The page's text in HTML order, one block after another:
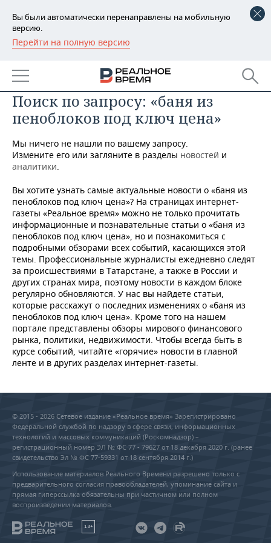
Вы были автоматически перенаправлены на мобильную
версию.
Перейти на полную версию
РЕГИОНЫ
БАШКОРТОСТАН
ТАТАРСТАН
УДМУРТИЯ
НОВОСТИ
АНАЛИТИКА
НОВОСТИ АНАЛИТИКИ
ДЕКЛАРАЦИИ О ДОХОДАХ
ВУЗЫ ТАТАРСТАНА
КОМУ ПРИНАДЛЕЖАТ
ТОРГОВЫЕ ЦЕНТРЫ
ТАТАРСТАНА
ЭКОНОМИКА
НОВОСТИ ЭКОНОМИКИ
БАНКИ
БЮДЖЕТ
ИНВЕСТИЦИИ
ПРОМЫШЛЕННОСТЬ
ПРОМЫШЛЕННОСТИ
АГРОПРОМ
МАШИНОСТРОЕНИЕ
НЕФТЕХИМИЯ
НЕФТЬ
ОПК
ЭНЕРГЕТИКА
НОВОСТИ НЕДВИЖИМОСТИ
АВТО
НОВОСТИ АВТО
БИЗНЕС
НОВОСТИ БИЗНЕСА
РОЗНИЧНАЯ ТОРГОВЛЯ
ТРАНСПОРТ
УСЛУГИ
ТЕХНОЛОГИИ
НОВОСТИ ТЕХНОЛОГИЙ
IT
МЕДИА
МЕРОПРИЯТИЯ
НОВОСТИ МЕРОПРИЯТИЙ
ВЫЕЗДНАЯ РЕДАКЦИЯ
ОТКРЫТАЯ ЛЕКЦИЯ
СПОРТ
НОВОСТИ СПОРТА
БАСКЕТБОЛ
ВОЛЕЙБОЛ
КИБЕРСПОРТ
ФИГУРНОЕ КАТАНИЕ
ОБЩЕСТВО
ИНФРАСТРУКТУРА
ИСТОРИЯ
КУЛЬТУРА
СПРАВОЧНИК
СПИСОК ПЕРСОН
СПИСОК КОМПАНИЙ
ПОЛНАЯ ВЕРСИЯ
Поиск по запросу: «баня из
пеноблоков под ключ цена»
Мы ничего не нашли по вашему запросу.
Измените его или загляните в разделы новостей и
аналитики.
Вы хотите узнать самые актуальные новости о «баня из
пеноблоков под ключ цена»? На страницах интернет-
газеты «Реальное время» можно не только прочитать
информационные и познавательные статьи о «баня из
пеноблоков под ключ цена», но и познакомиться с
подробными обзорами всех событий, касающихся этой
темы. Профессиональные журналисты ежедневно следят
за происшествиями в Татарстане, а также в России и
других странах мира, поэтому новости в каждом блоке
регулярно обновляются. У нас вы найдете статьи,
которые расскажут о последних изменениях о «баня из
пеноблоков под ключ цена». Кроме того на нашем
портале представлены обзоры мирового финансового
рынка, политики, недвижимости. Чтобы всегда быть в
курсе событий, читайте «горячие» новости в главной
ленте и в других разделах интернет-газеты.
© 2015 - 2026 Сетевое издание «Реальное время» Зарегистрировано
Федеральной службой по надзору в сфере связи, информационных
технологий и массовых коммуникаций (Роскомнадзор) –
регистрационный номер ЭЛ № ФС 77 - 79627 от 18 декабря 2020 г. (ранее
свидетельство Эл № ФС 77-59331 от 18 сентября 2014 г.)
Использование материалов Реального Времени разрешено только с
предварительного согласия правообладателей, упоминание сайта и
прямая гиперссылка обязательны при частичном или полном
воспроизведении материалов.
18+